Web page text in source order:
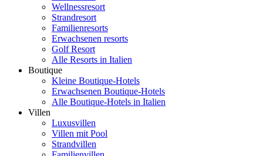
Wellnessresort
Strandresort
Familienresorts
Erwachsenen resorts
Golf Resort
Alle Resorts in Italien
Boutique
Kleine Boutique-Hotels
Erwachsenen Boutique-Hotels
Alle Boutique-Hotels in Italien
Villen
Luxusvillen
Villen mit Pool
Strandvillen